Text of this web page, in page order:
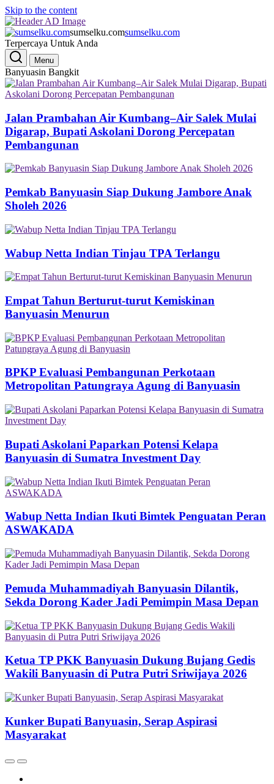
Skip to the content
sumselku.comsumselku.com
Terpercaya Untuk Anda
Menu
Banyuasin Bangkit
Jalan Prambahan Air Kumbang–Air Salek Mulai
Digarap, Bupati Askolani Dorong Percepatan
Pembangunan
Pemkab Banyuasin Siap Dukung Jambore Anak
Sholeh 2026
Wabup Netta Indian Tinjau TPA Terlangu
Empat Tahun Berturut-turut Kemiskinan
Banyuasin Menurun
BPKP Evaluasi Pembangunan Perkotaan
Metropolitan Patungraya Agung di Banyuasin
Bupati Askolani Paparkan Potensi Kelapa
Banyuasin di Sumatra Investment Day
Wabup Netta Indian Ikuti Bimtek Penguatan Peran
ASWAKADA
Pemuda Muhammadiyah Banyuasin Dilantik,
Sekda Dorong Kader Jadi Pemimpin Masa Depan
Ketua TP PKK Banyuasin Dukung Bujang Gedis
Wakili Banyuasin di Putra Putri Sriwijaya 2026
Kunker Bupati Banyuasin, Serap Aspirasi
Masyarakat